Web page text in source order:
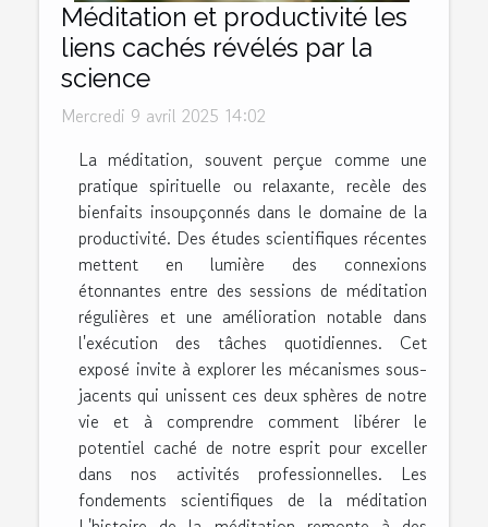
Méditation et productivité les
liens cachés révélés par la
science
Mercredi 9 avril 2025 14:02
La méditation, souvent perçue comme une
pratique spirituelle ou relaxante, recèle des
bienfaits insoupçonnés dans le domaine de la
productivité. Des études scientifiques récentes
mettent en lumière des connexions
étonnantes entre des sessions de méditation
régulières et une amélioration notable dans
l'exécution des tâches quotidiennes. Cet
exposé invite à explorer les mécanismes sous-
jacents qui unissent ces deux sphères de notre
vie et à comprendre comment libérer le
potentiel caché de notre esprit pour exceller
dans nos activités professionnelles. Les
fondements scientifiques de la méditation